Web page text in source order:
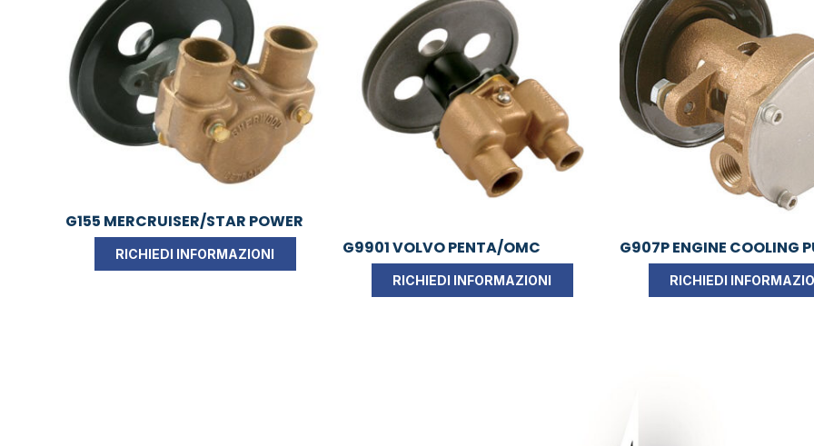
G155 MERCRUISER/STAR POWER
RICHIEDI INFORMAZIONI G9901 VOLVO PENTA/OMC
RICHIEDI INFORMAZIONI
G907P ENGINE COOLING
RICHIEDI